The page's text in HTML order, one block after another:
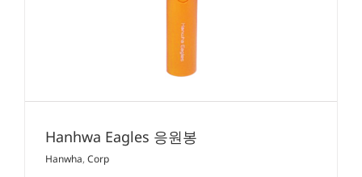
Hanhwa Eagles 응원봉
Hanwha, Corp